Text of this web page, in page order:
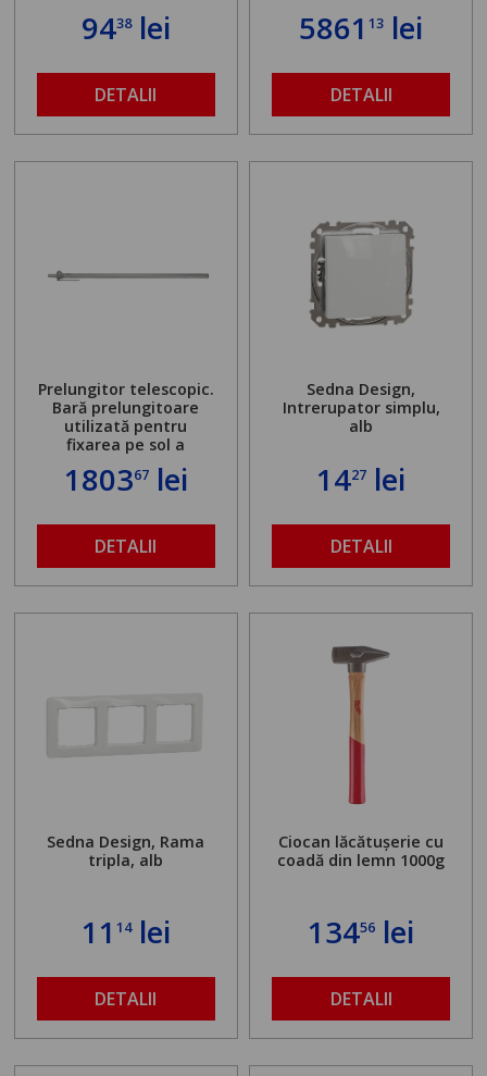
9438lei
DETALII
586113 lei
DETALII
Prelungitor telescopic.
Bară prelungitoare
utilizată pentru
fixarea pe sol a
standului mașinii de
găurit în locul
maximă admisă de 500
kg și înălțime reglabilă
de la 1,8 la 2,9 m
180367lei
DETALII
Sedna Design,
Intrerupator simplu,
alb
1427 lei
DETALII
Sedna Design, Rama
tripla, alb
11 14lei
DETALII
Ciocan lăcătușerie cu
coadă din lemn 1000g
13456 lei
DETALII